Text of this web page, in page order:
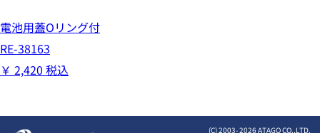
電池用蓋Oリング付
RE-38163
￥ 2,420 税込
(C) 2003-2026 ATAGO CO.,LTD.